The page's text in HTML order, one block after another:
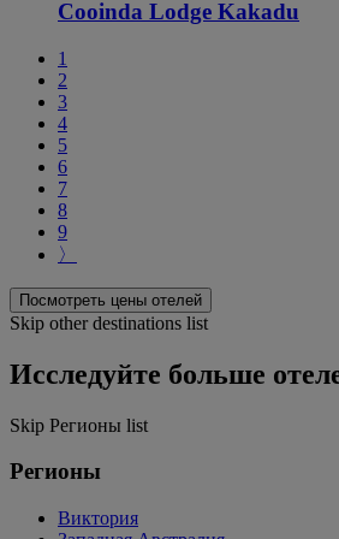
Cooinda Lodge Kakadu
1
2
3
4
5
6
7
8
9
〉
Посмотреть цены отелей
Skip other destinations list
Исследуйте больше
Skip Регионы list
Регионы
Виктория